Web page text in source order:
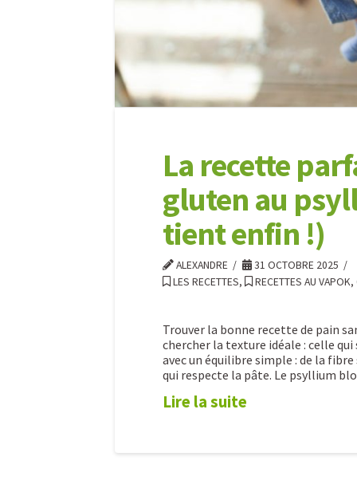
La recette
gluten au
tient enfin !)
ALEXANDRE
31 OCTOBRE 2025
LES RECETTES, RECETTES AU
Trouver la bonne recette de pain
chercher la texture idéale : celle
avec un équilibre simple : de la
qui respecte la pâte. Le psyllium
Lire la suite